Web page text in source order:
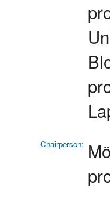
Chairperson: